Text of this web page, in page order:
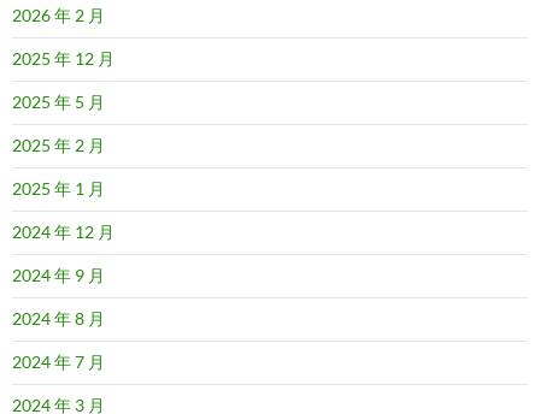
2026 年 2 月
2025 年 12 月
2025 年 5 月
2025 年 2 月
2025 年 1 月
2024 年 12 月
2024 年 9 月
2024 年 8 月
2024 年 7 月
2024 年 3 月